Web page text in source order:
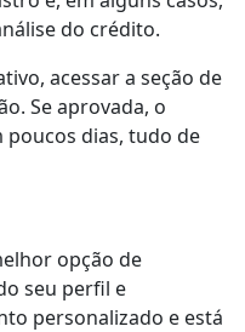
do crédito.
acessar a seção de
Se aprovada, o
dias, tudo de
opção de
seu perfil e
personalizado e está